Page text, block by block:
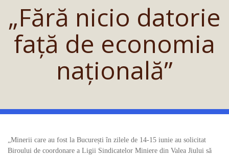
„Fără nicio datorie
față de economia
națională”
„Minerii care au fost la București în zilele de 14-15 iunie au solicitat
Biroului de coordonare a Ligii Sindicatelor Miniere din Valea Jiului să